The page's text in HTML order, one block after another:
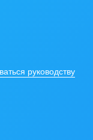
руководству